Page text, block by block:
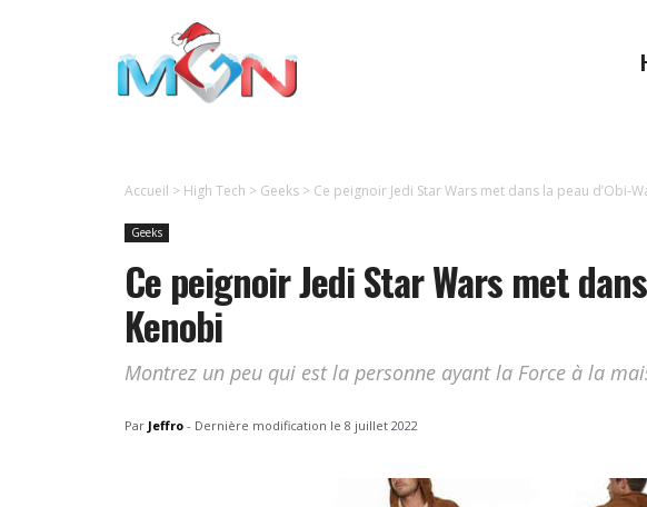
Accueil > High Tech > Geeks > Ce peignoir Jedi Star Wars met dans la peau d’Obi-
Geeks
Ce peignoir Jedi Star Wars met
Kenobi
Montrez un peu qui est la personne ayant la Force à la
Par Jeffro - Dernière modification le 8 juillet 2022